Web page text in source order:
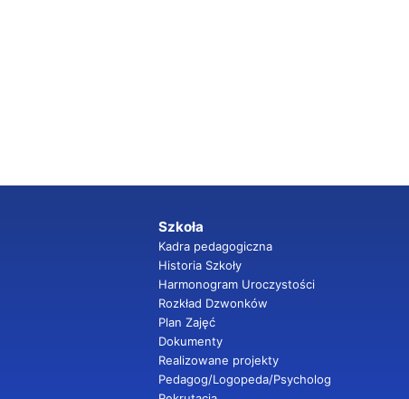
Szkoła
Kadra pedagogiczna
Historia Szkoły
Harmonogram Uroczystości
Rozkład Dzwonków
Plan Zajęć
Dokumenty
Realizowane projekty
Pedagog/Logopeda/Psycholog